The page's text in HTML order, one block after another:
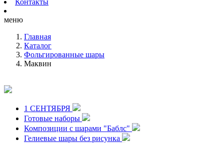
Контакты
меню
Главная
Каталог
Фольгированные шары
Маквин
1 СЕНТЯБРЯ
Готовые наборы
Композиции с шарами "Баблс"
Гелиевые шары без рисунка